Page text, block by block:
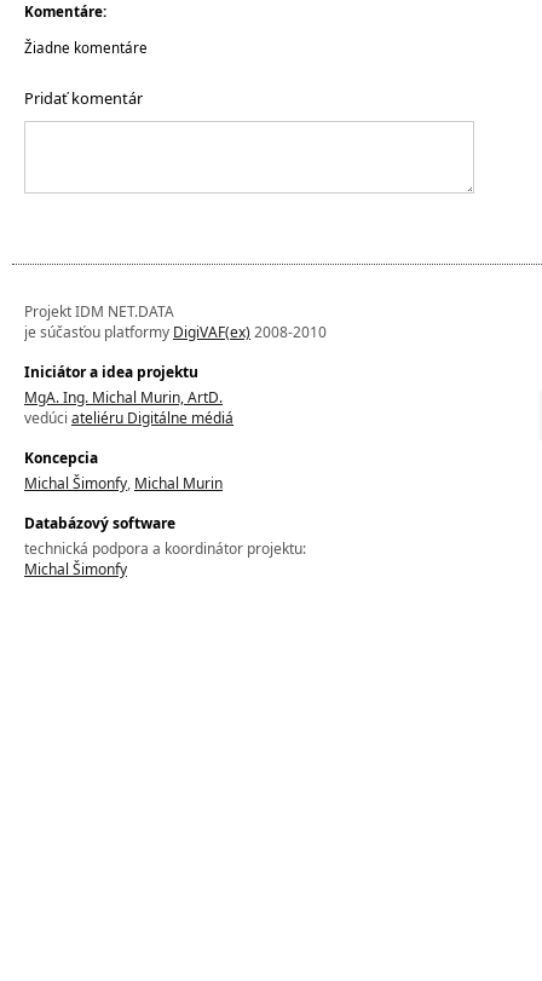
Komentáre:
Žiadne komentáre
Pridať komentár
Projekt IDM NET.DATA
je súčasťou platformy DigiVAF(ex)2008-2010
Iniciátor a idea projektu
MgA. Ing. Michal Murin, ArtD.
vedúci ateliéru Digitálne médiá
Koncepcia
Michal Šimonfy, Michal Murin
Databázový software
technická podpora a koordinátor projektu:
Michal Šimonfy